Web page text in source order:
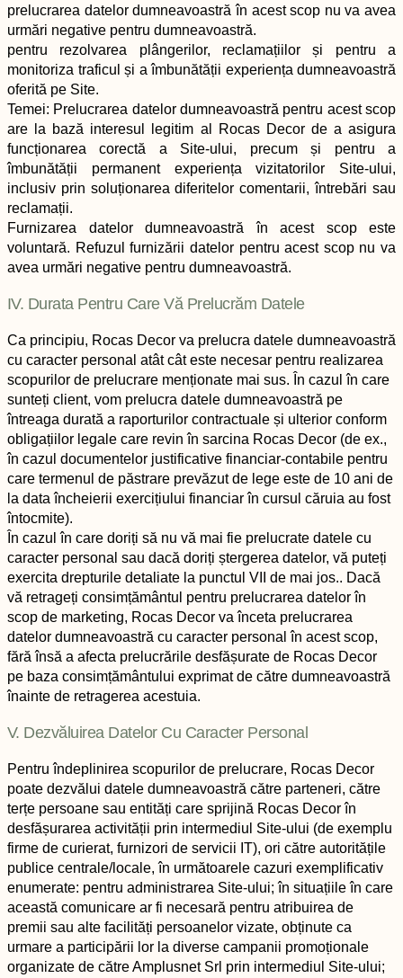
prelucrarea datelor dumneavoastră în acest scop nu va avea
urmări negative pentru dumneavoastră.
pentru rezolvarea plângerilor, reclamațiilor și pentru a
monitoriza traficul și a îmbunătății experiența dumneavoastră
oferită pe Site.
Temei: Prelucrarea datelor dumneavoastră pentru acest scop
are la bază interesul legitim al Rocas Decor de a asigura
funcționarea corectă a Site-ului, precum și pentru a
îmbunătății permanent experiența vizitatorilor Site-ului,
inclusiv prin soluționarea diferitelor comentarii, întrebări sau
reclamații.
Furnizarea datelor dumneavoastră în acest scop este
voluntară. Refuzul furnizării datelor pentru acest scop nu va
avea urmări negative pentru dumneavoastră.
IV. Durata Pentru Care Vă Prelucrăm Datele
Ca principiu, Rocas Decor va prelucra datele dumneavoastră
cu caracter personal atât cât este necesar pentru realizarea
scopurilor de prelucrare menționate mai sus. În cazul în care
sunteți client, vom prelucra datele dumneavoastră pe
întreaga durată a raporturilor contractuale și ulterior conform
obligațiilor legale care revin în sarcina Rocas Decor (de ex.,
în cazul documentelor justificative financiar-contabile pentru
care termenul de păstrare prevăzut de lege este de 10 ani de
la data încheierii exercițiului financiar în cursul căruia au fost
întocmite).
În cazul în care doriți să nu vă mai fie prelucrate datele cu
caracter personal sau dacă doriți ștergerea datelor, vă puteți
exercita drepturile detaliate la punctul VII de mai jos.. Dacă
vă retrageți consimțământul pentru prelucrarea datelor în
scop de marketing, Rocas Decor va înceta prelucrarea
datelor dumneavoastră cu caracter personal în acest scop,
fără însă a afecta prelucrările desfășurate de Rocas Decor
pe baza consimțământului exprimat de către dumneavoastră
înainte de retragerea acestuia.
V. Dezvăluirea Datelor Cu Caracter Personal
Pentru îndeplinirea scopurilor de prelucrare, Rocas Decor
poate dezvălui datele dumneavoastră către parteneri, către
terțe persoane sau entități care sprijină Rocas Decor în
desfășurarea activității prin intermediul Site-ului (de exemplu
firme de curierat, furnizori de servicii IT), ori către autoritățile
publice centrale/locale, în următoarele cazuri exemplificativ
enumerate: pentru administrarea Site-ului; în situațiile în care
această comunicare ar fi necesară pentru atribuirea de
premii sau alte facilități persoanelor vizate, obținute ca
urmare a participării lor la diverse campanii promoționale
organizate de către Amplusnet Srl prin intermediul Site-ului;